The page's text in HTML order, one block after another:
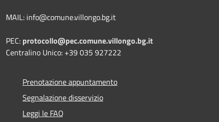
MAIL: info@comune.villongo.bg.it
PEC: protocollo@pec.comune.villongo.bg.it
Centralino Unico: +39 035 927222
Prenotazione appuntamento
Segnalazione disservizio
Leggi le FAQ